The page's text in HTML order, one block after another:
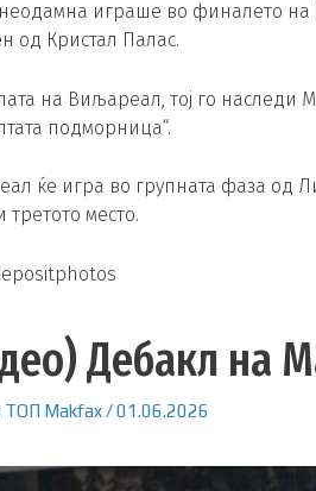
играше во финалето на
од Кристал Палас.
на Виљареал, тој го наследи
подморница“.
ќе игра во групната фаза од
место.
Дебакл на
ТОП Makfax/01.06.2026